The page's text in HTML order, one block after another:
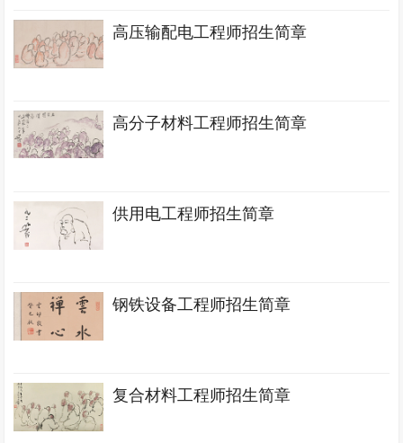
高压输配电工程师招生简章
高分子材料工程师招生简章
供用电工程师招生简章
钢铁设备工程师招生简章
复合材料工程师招生简章